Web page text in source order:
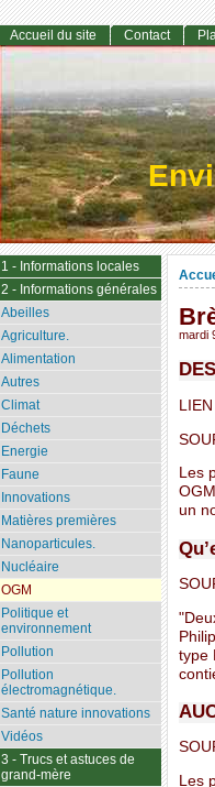
mardi
Les
un
type
Les
Accueil du site Contact
1 - Informations locales
2 - Informations générales
Abeilles
Agriculture.
Alimentation
Autres
Climat
Déchets
Energie
Faune
Innovations
Matières premières
Nanoparticules.
Nucléaire
OGM
Politique et
environnement
Pollution
Pollution
électromagnétique.
Santé nature innovations
Vidéos
3 - Trucs et astuces de
grand-mère